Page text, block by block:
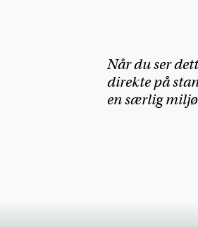
Når du ser
direkte på
en særlig